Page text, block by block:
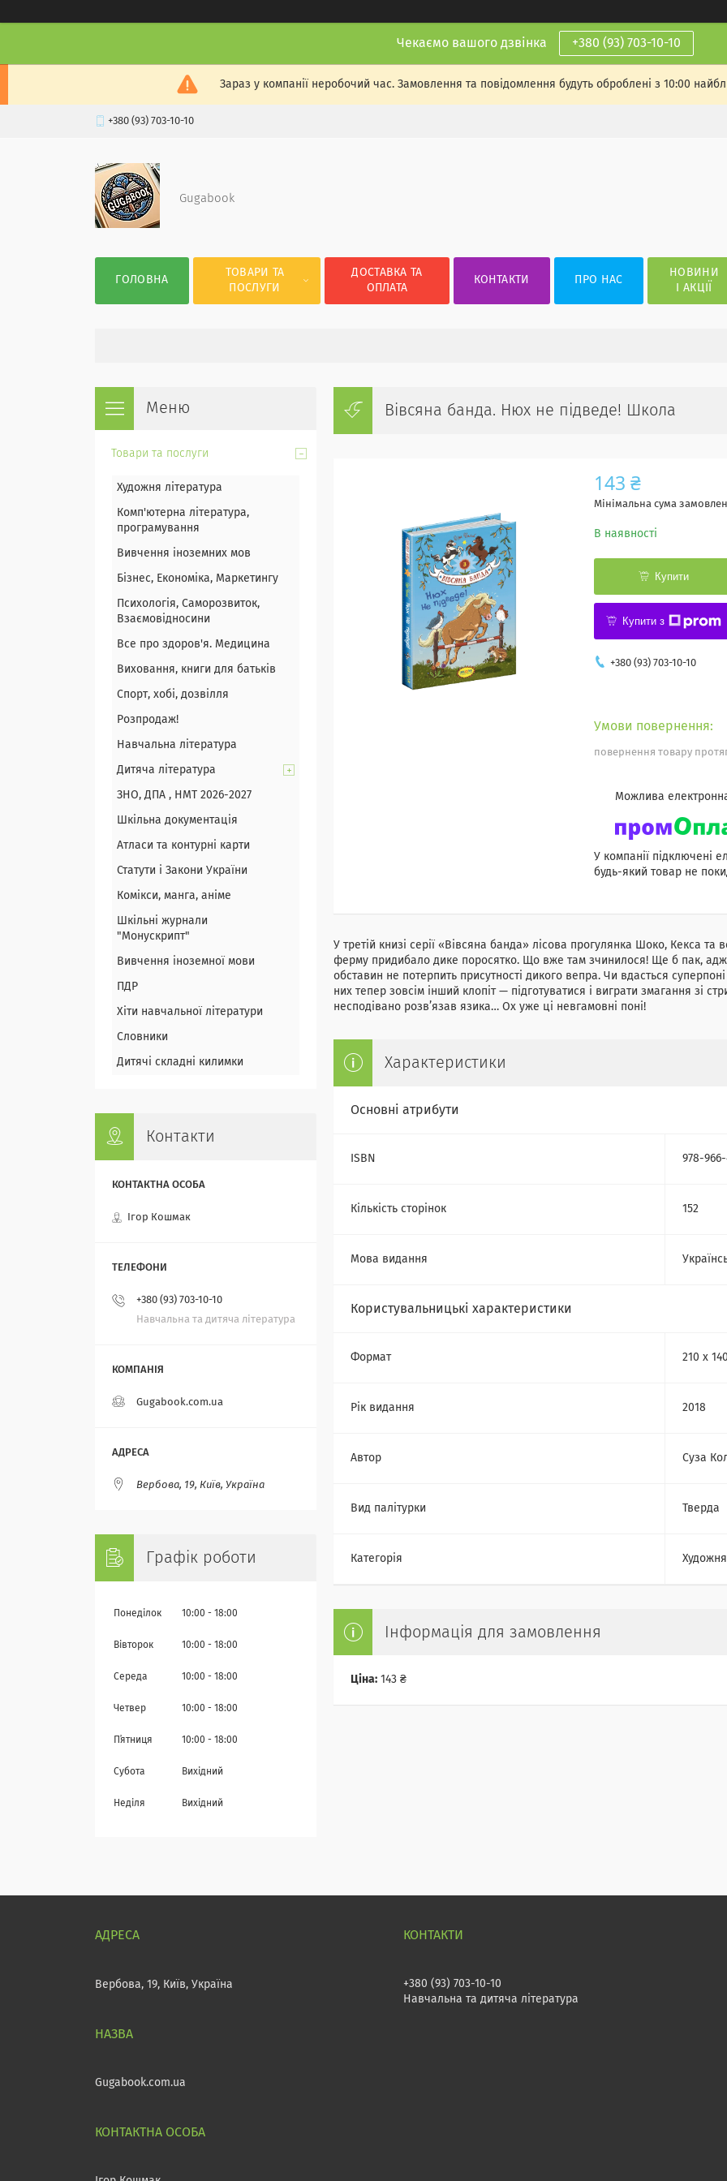
Чекаємо вашого дзвінка +380 (93) 703-10-10
Зараз у компанії неробочий час. Замовлення та повідомлення будуть оброблені з 10:00
+380 (93) 703-10-10
Gugabook
ГОЛОВНА
ТОВАРИ ТА
ПОСЛУГИ
ДОСТАВКА ТА
ОПЛАТА
КОНТАКТИ ПРО НАС
НОВИНИ
І АКЦІЇ
Вівсяна банда. Нюх не підведе! Школа
143 ₴
Мінімальна сума
В наявності
Купити
Купити з
+380 (93) 703-10-10
повернення товару
У компанії підключені
будь-який товар не
У третій книзі серії «Вівсяна банда» лісова прогулянка Шоко, Кекса та
ферму придибало дике поросятко. Що вже там зчинилося! Ще б пак,
обставин не потерпить присутності дикого вепра. Чи вдасться
них тепер зовсім інший клопіт — підготуватися і виграти змагання зі
несподівано розв’язав язика… Ох уже ці невгамовні поні!
Характеристики
Основні атрибути
ISBN 978-
Кількість сторінок 152
Мова видання
Користувальницькі характеристики
Формат 210 х
Рік видання 2018
Автор Суза
Вид палітурки Тверда
Категорія
Інформація для замовлення
Ціна: 143 ₴
Товари та послуги
Художня література
Комп'ютерна література,
програмування
Вивчення іноземних мов
Бізнес, Економіка, Маркетингу
Психологія, Саморозвиток,
Взаємовідносини
Все про здоров'я. Медицина
Виховання, книги для батьків
Спорт, хобі, дозвілля
Розпродаж!
Навчальна література
Дитяча література
ЗНО, ДПА , НМТ 2026-2027
Шкільна документація
Атласи та контурні карти
Статути і Закони України
Комікси, манга, аніме
Шкільні журнали
"Монускрипт"
Вивчення іноземної мови
ПДР
Хіти навчальної літератури
Словники
Дитячі складні килимки
Контакти
Ігор Кошмак
+380 (93) 703-10-10
Навчальна та дитяча література
Gugabook.com.ua
Вербова, 19, Київ, Україна
Графік роботи
Понеділок 10:00 18:00
Вівторок 10:00 18:00
Середа 10:00 18:00
Четвер 10:00 18:00
Пʼятниця 10:00 18:00
Субота Вихідний
Неділя Вихідний
Вербова, 19, Київ, Україна
Gugabook.com.ua
+380 (93) 703-10-10
Навчальна та дитяча література